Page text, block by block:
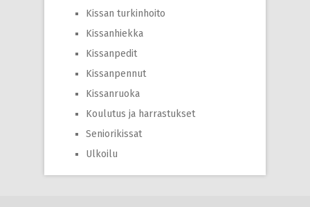
Kissan turkinhoito
Kissanhiekka
Kissanpedit
Kissanpennut
Kissanruoka
Koulutus ja harrastukset
Seniorikissat
Ulkoilu